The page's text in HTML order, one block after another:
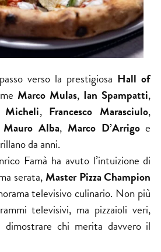
verso la prestigiosa Hall of
Marco Mulas, Ian Spampatti,
Micheli, Francesco Marasciulo,
Mauro Alba, Marco D’Arrigoe
da anni.
Famà ha avuto l’intuizione di
serata, Master Pizza Champion
televisivo culinario. Non più
televisivi, ma pizzaioli veri,
chi merita davvero il